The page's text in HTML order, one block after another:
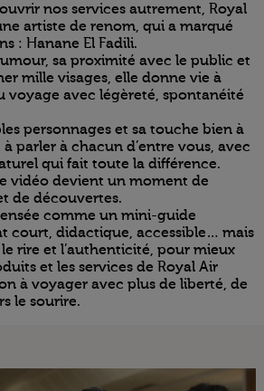
nos services autrement, Royal
artiste de renom, qui a marqué
: Hanane El Fadili.
sa proximité avec le public et
mille visages, elle donne vie à
voyage avec légèreté, spontanéité
personnages et sa touche bien à
parler à chacun d’entre vous, avec
qui fait toute la différence.
vidéo devient un moment de
de découvertes.
comme un mini-guide
court, didactique, accessible… mais
rire et l’authenticité, pour mieux
et les services de Royal Air
à voyager avec plus de liberté, de
le sourire.